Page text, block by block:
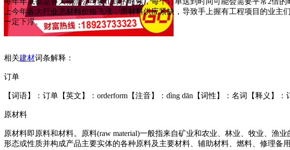
上今年各大行业原材料价格飞涨，原材料供应紧缺，导致手上握有工程项目的业
一定下浮。
相关建材词条解释：
订单
【词语】：订单【英文】：orderform【注音】：dìng dān【词性】：名词【释义】：
原材料
原材料即原料和材料。原料(raw material)一般指来自矿业和农业、林业、牧业、渔
形态或性质并构成产品主要实体的各种原料及主要材料、辅助材料、燃料、修理